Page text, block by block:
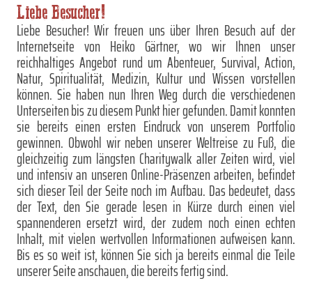
Liebe Besucher!
Liebe Besucher! Wir freuen uns über Ihren Besuch auf der
Internetseite von Heiko Gärtner, wo wir Ihnen unser
reichhaltiges Angebot rund um Abenteuer, Survival, Action,
Natur, Spiritualität, Medizin, Kultur und Wissen vorstellen
können. Sie haben nun Ihren Weg durch die verschiedenen
Unterseiten bis zu diesem Punkt hier gefunden. Damit konnten
sie bereits einen ersten Eindruck von unserem Portfolio
gewinnen. Obwohl wir neben unserer Weltreise zu Fuß, die
gleichzeitig zum längsten Charitywalk aller Zeiten wird, viel
und intensiv an unseren Online-Präsenzen arbeiten, befindet
sich dieser Teil der Seite noch im Aufbau. Das bedeutet, dass
der Text, den Sie gerade lesen in Kürze durch einen viel
spannenderen ersetzt wird, der zudem noch einen echten
Inhalt, mit vielen wertvollen Informationen aufweisen kann.
Bis es so weit ist, können Sie sich ja bereits einmal die Teile
unserer Seite anschauen, die bereits fertig sind.